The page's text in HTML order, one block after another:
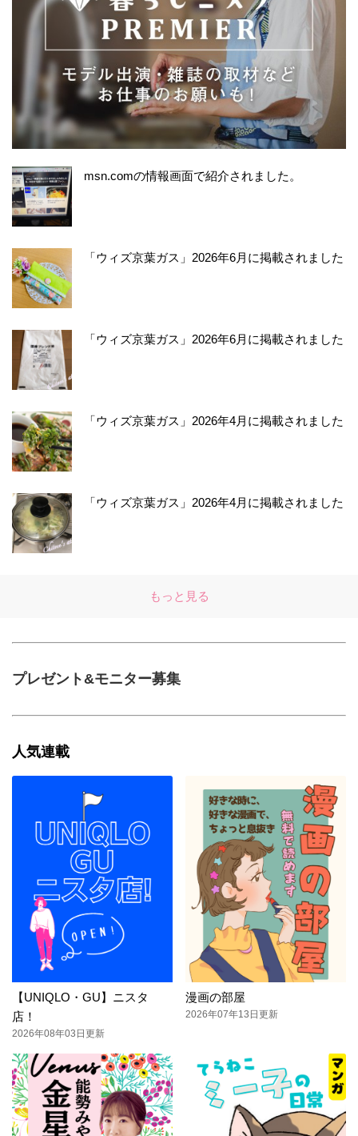
msn.comの情報画面で紹介されました。
「ウィズ京葉ガス」2026年6月に掲載されました
「ウィズ京葉ガス」2026年6月に掲載されました
「ウィズ京葉ガス」2026年4月に掲載されました
「ウィズ京葉ガス」2026年4月に掲載されました
もっと見る
プレゼント&モニター募集
人気連載
【UNIQLO・GU】ニスタ
店！
2026年08年03日更新
漫画の部屋
2026年07年13日更新